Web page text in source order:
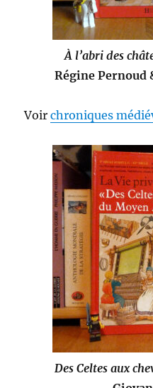
À l’abri des
Régine Pernoud
Voirchroniques
Des Celtes aux